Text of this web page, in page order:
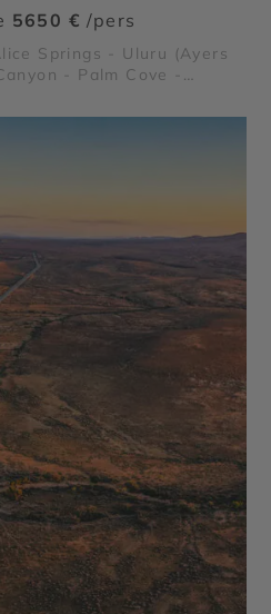
5650 € /pers
Springs - Uluru (Ayers
- Palm Cove -
- Hamilton Island -